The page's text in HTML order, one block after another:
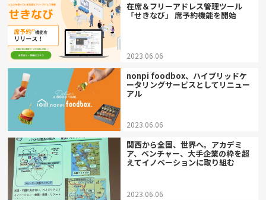
在席＆フリーアドレス管理ツール
「せきなび」 席予約機能を開始
2023.06.06
nonpi foodbox、ハイブリッドケ
ータリングサービスとしてリニュー
アル
2023.06.06
関西から全国、世界へ。アカデミ
ア、ベンチャー、大手企業の枠を超
えてイノベーションに取り組む
2023.06.06